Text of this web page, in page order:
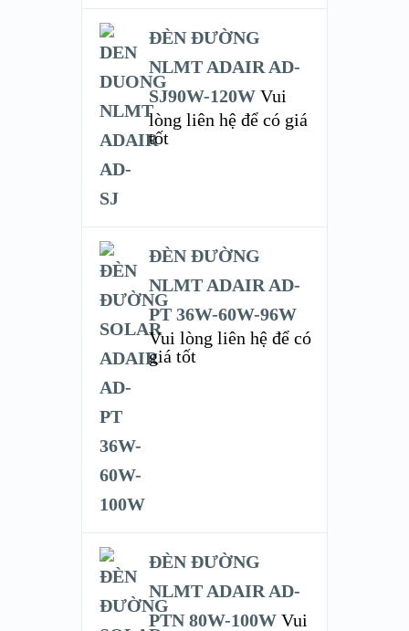
ĐÈN ĐƯỜNG
NLMT ADAIR AD-
SJ90W-120W Vui
lòng liên hệ để có giá
tốt
ĐÈN ĐƯỜNG
NLMT ADAIR AD-
PT 36W-60W-96W
Vui lòng liên hệ để có
giá tốt
ĐÈN ĐƯỜNG
NLMT ADAIR AD-
PTN 80W-100W Vui